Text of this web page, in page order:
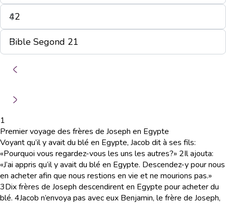
1
Premier voyage des frères de Joseph en Egypte
Voyant qu’il y avait du blé en Egypte, Jacob dit à ses fils:
«Pourquoi vous regardez-vous les uns les autres?» 2Il ajouta:
«J’ai appris qu’il y avait du blé en Egypte. Descendez-y pour nous
en acheter afin que nous restions en vie et ne mourions pas.»
3Dix frères de Joseph descendirent en Egypte pour acheter du
blé. 4Jacob n’envoya pas avec eux Benjamin, le frère de Joseph,